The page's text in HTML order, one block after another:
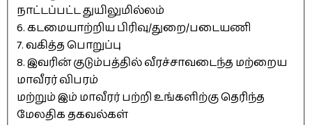
நாட்டப்பட்ட துயிலுமில்லம்
6. கடமையாற்றிய பிரிவு/துறை/படையணி
7. வகித்த பொறுப்பு
8. இவரின் குடும்பத்தில் வீரச்சாவடைந்த மற்றைய
மாவீரர் விபரம்
மற்றும் இம் மாவீரர் பற்றி உங்களிற்கு தெரிந்த
மேலதிக தகவல்கள்